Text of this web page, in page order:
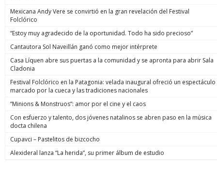
Mexicana Andy Vere se convirtió en la gran revelación del Festival
Folclórico
“Estoy muy agradecido de la oportunidad. Todo ha sido precioso”
Cantautora Sol Naveillán ganó como mejor intérprete
Casa Líquen abre sus puertas a la comunidad y se apronta para abrir Sala
Cladonia
Festival Folclórico en la Patagonia: velada inaugural ofreció un espectáculo
marcado por la cueca y las tradiciones nacionales
“Minions & Monstruos”: amor por el cine y el caos
Con esfuerzo y talento, dos jóvenes natalinos se abren paso en la música
docta chilena
Cupavci – Pastelitos de bizcocho
Alexideral lanza “La herida”, su primer álbum de estudio